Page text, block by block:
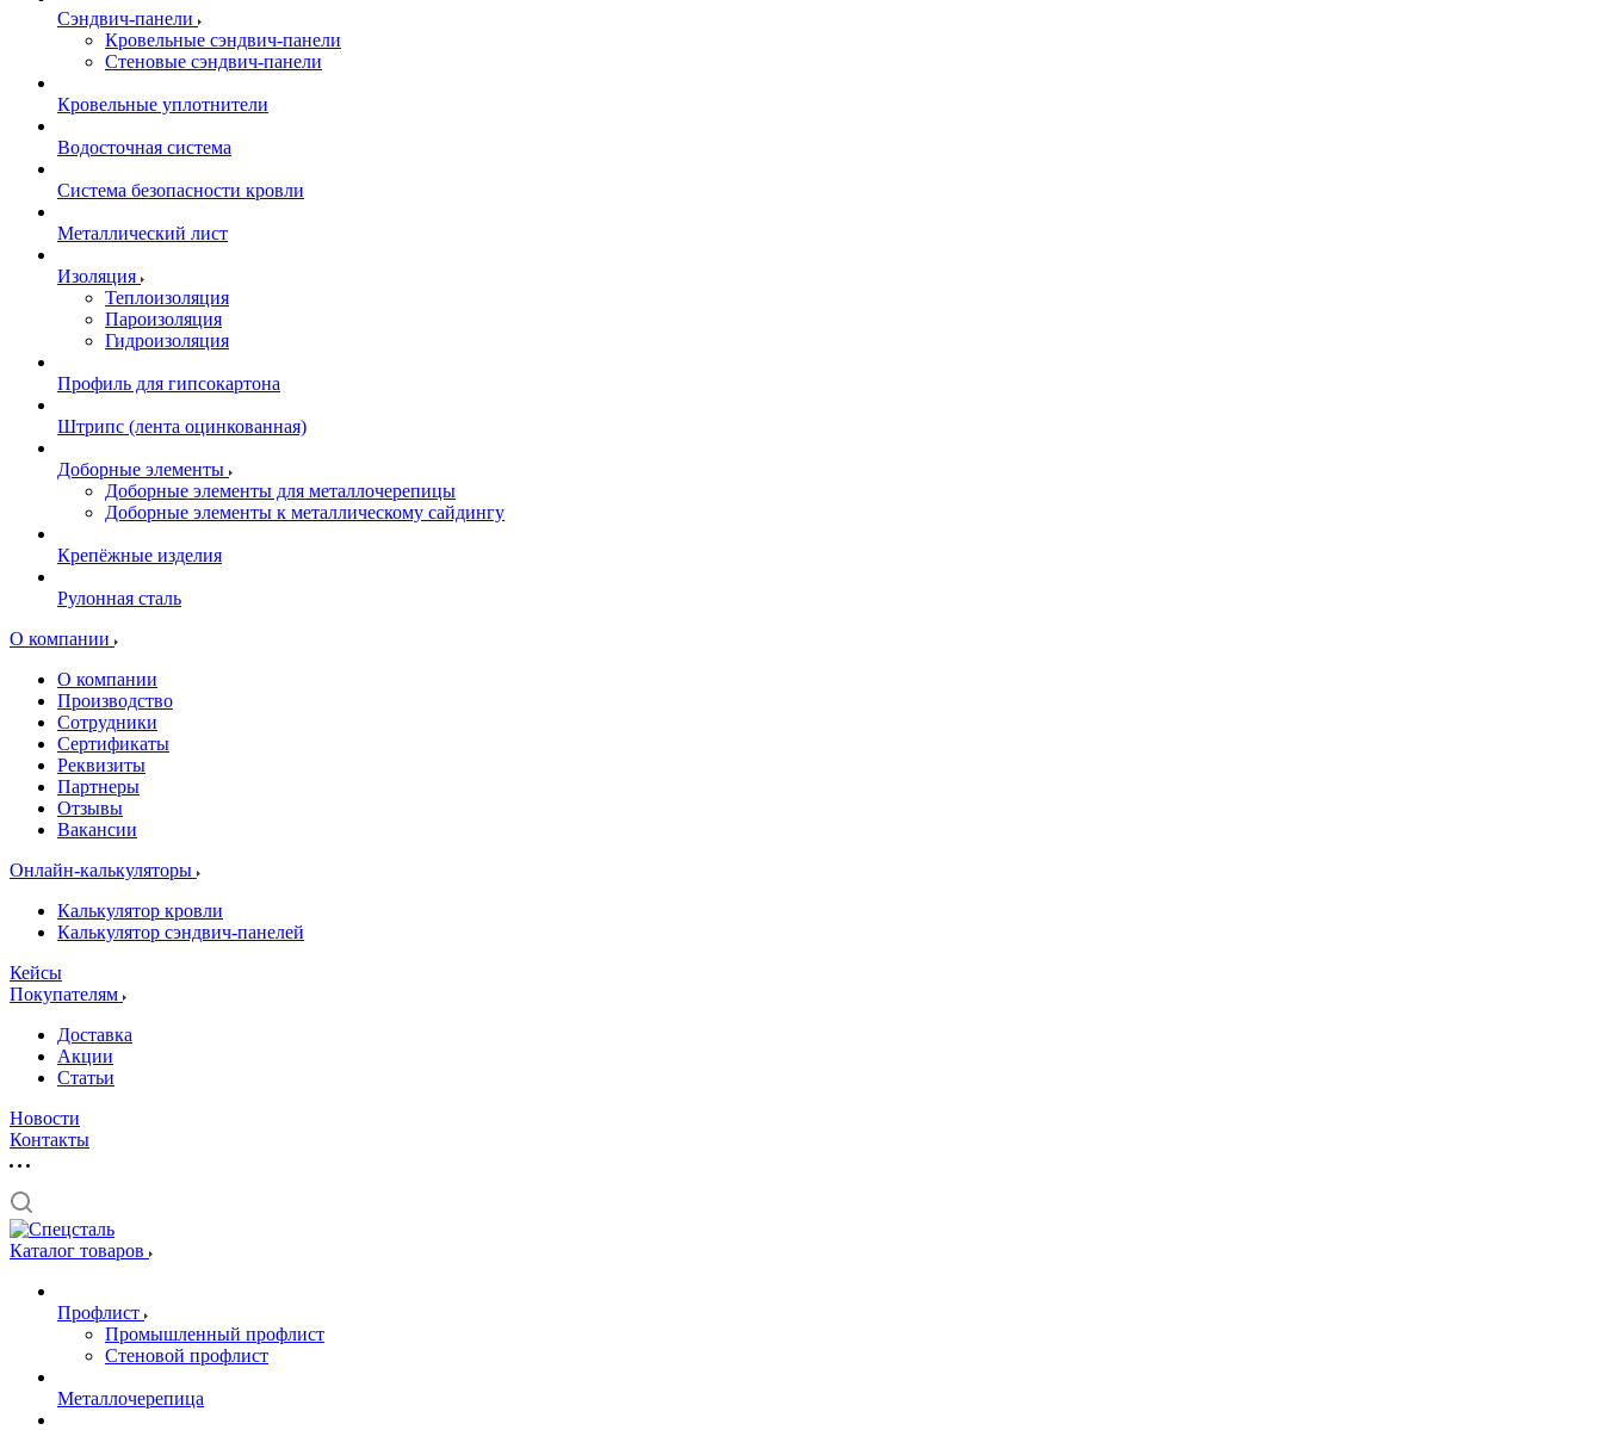
Сэндвич-панели
Кровельные сэндвич-панели
Стеновые сэндвич-панели
Кровельные уплотнители
Водосточная система
Система безопасности кровли
Металлический лист
Изоляция
Теплоизоляция
Пароизоляция
Гидроизоляция
Профиль для гипсокартона
Штрипс (лента оцинкованная)
Доборные элементы
Доборные элементы для металлочерепицы
Доборные элементы к металлическому сайдингу
Крепёжные изделия
Рулонная сталь
О компании
О компании
Производство
Сотрудники
Сертификаты
Реквизиты
Партнеры
Отзывы
Вакансии
Онлайн-калькуляторы
Калькулятор кровли
Калькулятор сэндвич-панелей
Кейсы
Покупателям
Доставка
Акции
Статьи
Новости
Контакты
Каталог товаров
Профлист
Промышленный профлист
Стеновой профлист
Металлочерепица